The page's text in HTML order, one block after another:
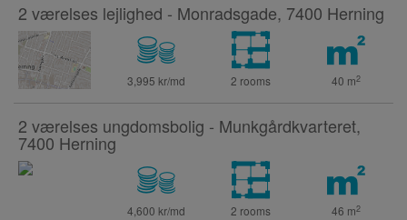
2 værelses lejlighed - Monradsgade, 7400 Herning
3,995 kr/md 2 rooms 40 m2
2 værelses ungdomsbolig - Munkgårdkvarteret,
7400 Herning
4,600 kr/md 2 rooms 46 m2